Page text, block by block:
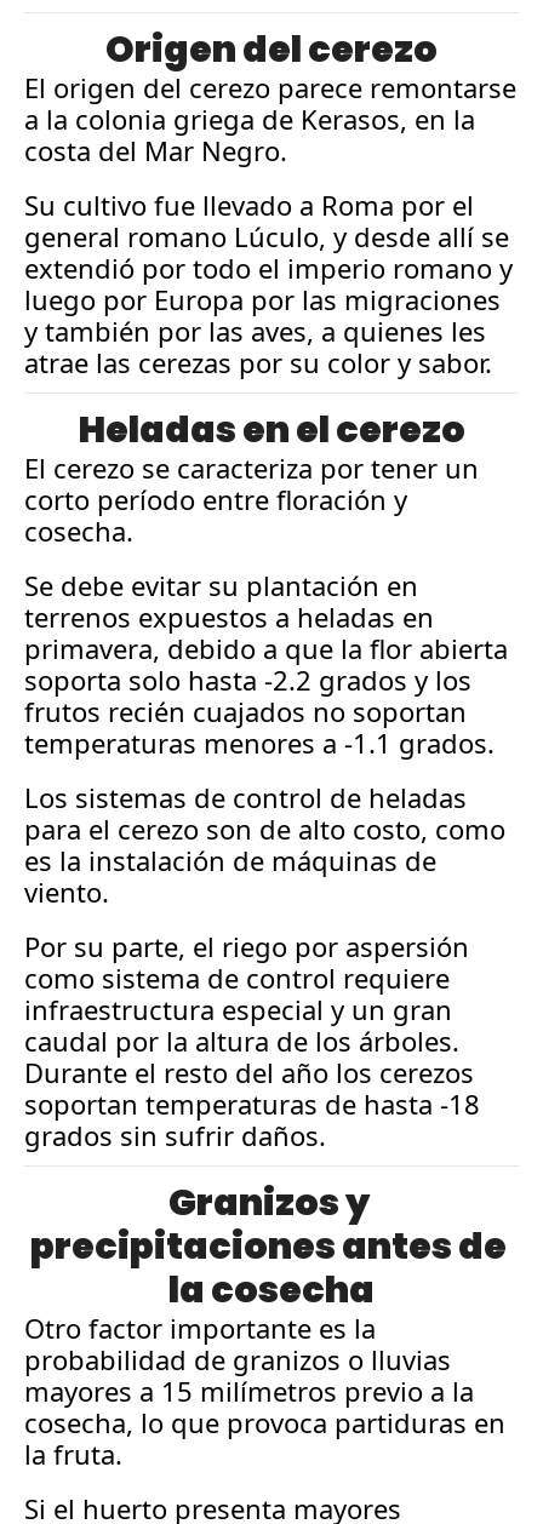
Origen del cerezo
El origen del cerezo parece remontarse
a la colonia griega de Kerasos, en la
costa del Mar Negro.
Su cultivo fue llevado a Roma por el
general romano Lúculo, y desde allí se
extendió por todo el imperio romano y
luego por Europa por las migraciones
y también por las aves, a quienes les
atrae las cerezas por su color y sabor.
Heladas en el cerezo
El cerezo se caracteriza por tener un
corto período entre floración y
cosecha.
Se debe evitar su plantación en
terrenos expuestos a heladas en
primavera, debido a que la flor abierta
soporta solo hasta -2.2 grados y los
frutos recién cuajados no soportan
temperaturas menores a -1.1 grados.
Los sistemas de control de heladas
para el cerezo son de alto costo, como
es la instalación de máquinas de
viento.
Por su parte, el riego por aspersión
como sistema de control requiere
infraestructura especial y un gran
caudal por la altura de los árboles.
Durante el resto del año los cerezos
soportan temperaturas de hasta -18
grados sin sufrir daños.
Granizos y
precipitaciones antes de
la cosecha
Otro factor importante es la
probabilidad de granizos o lluvias
mayores a 15 milímetros previo a la
cosecha, lo que provoca partiduras en
la fruta.
Si el huerto presenta mayores